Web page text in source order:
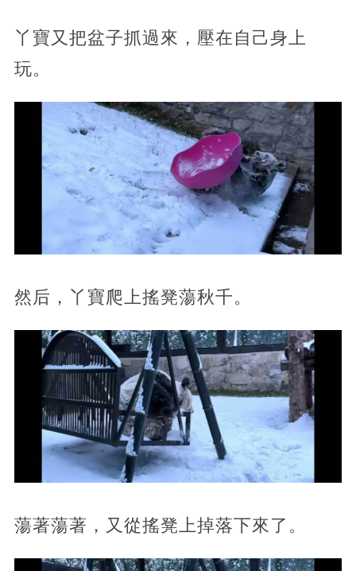
丫寶又把盆子抓過來，壓在自己身上
玩。
然后，丫寶爬上搖凳蕩秋千。
蕩著蕩著，又從搖凳上掉落下來了。